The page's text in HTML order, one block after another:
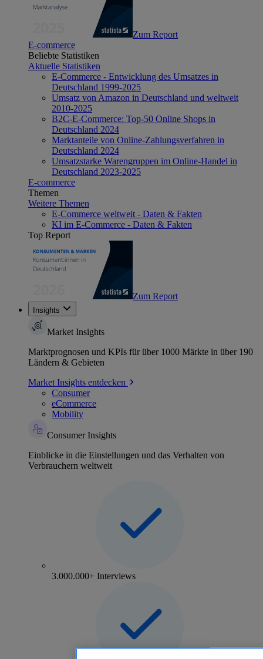
Zum Report
E-commerce
Beliebte Statistiken
Aktuelle Statistiken
E-Commerce - Entwicklung des Umsatzes in
Deutschland 1999-2025
Umsatz von Amazon in Deutschland und weltweit
2010-2025
B2C-E-Commerce: Top-50 Online Shops in
Deutschland 2024
Marktanteile von Online-Zahlungsverfahren in
Deutschland 2024
Umsatzstarke Warengruppen im Online-Handel in
Deutschland 2023-2025
E-commerce
Themen
Weitere Themen
E-Commerce weltweit - Daten & Fakten
KI im E-Commerce - Daten & Fakten
Top Report
Zum Report
Insights
Market Insights
Marktprognosen und KPIs für über 1000 Märkte in über 190
Ländern & Gebieten
Market Insights entdecken
Consumer
eCommerce
Mobility
Consumer Insights
Einblicke in die Einstellungen und das Verhalten von
Verbrauchern weltweit
3.000.000+ Interviews